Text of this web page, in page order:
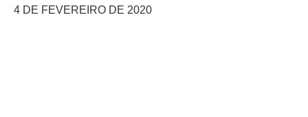
4 DE FEVEREIRO DE 2020